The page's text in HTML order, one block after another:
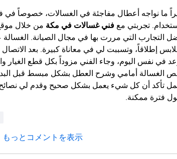
تجربتي مع فني غسالات في مكة من خلال
فترة ممكنة.
もっとコメントを表示